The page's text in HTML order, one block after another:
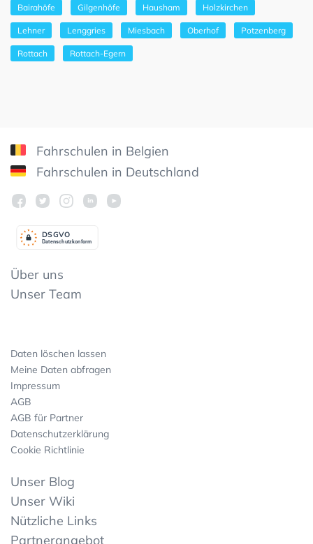
Bairahöfe Gilgenhöfe Hausham Holzkirchen
Lehner Lenggries Miesbach Oberhof Potzenberg
Rottach Rottach-Egern
Fahrschulen in Belgien
Fahrschulen in Deutschland
Datenschutzkonform
DSGVO
Über uns
Unser Team
Daten löschen lassen
Meine Daten abfragen
Impressum
AGB
AGB für Partner
Datenschutzerklärung
Cookie Richtlinie
Unser Blog
Unser Wiki
Nützliche Links
Partnerangebot